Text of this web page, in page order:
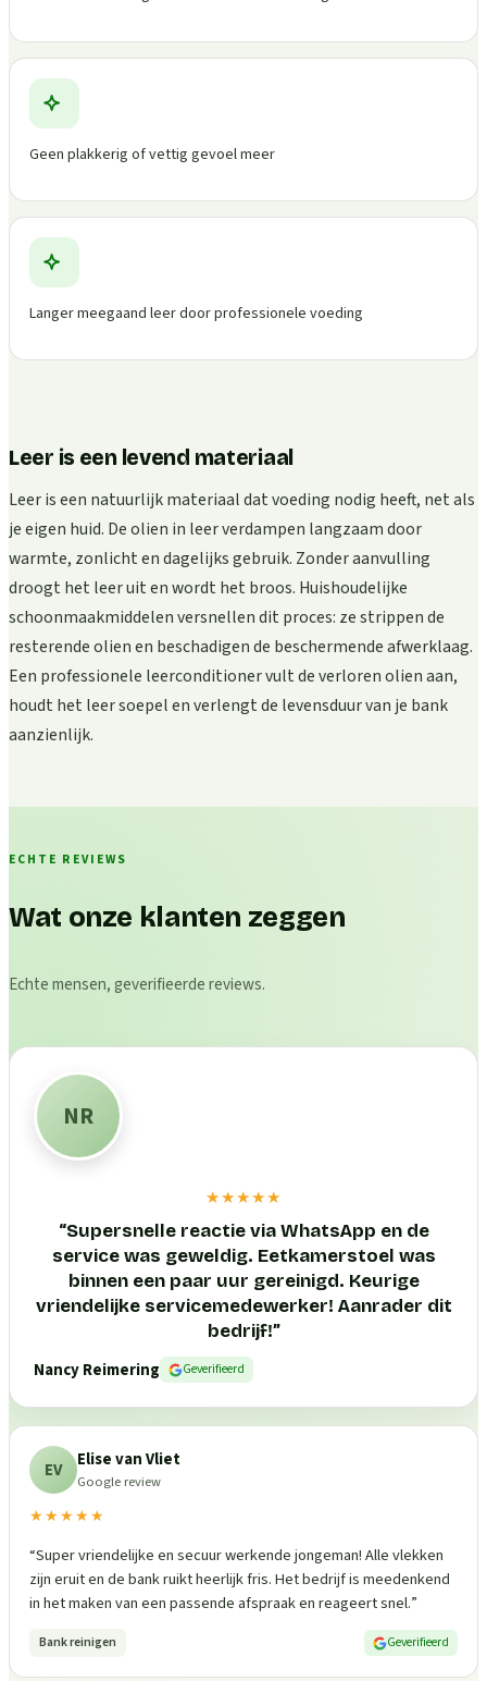
Geen plakkerig of vettig gevoel meer
Langer meegaand leer door professionele voeding
Leer is een levend materiaal
Leer is een natuurlijk materiaal dat voeding nodig heeft, net als
je eigen huid. De olien in leer verdampen langzaam door
warmte, zonlicht en dagelijks gebruik. Zonder aanvulling
droogt het leer uit en wordt het broos. Huishoudelijke
schoonmaakmiddelen versnellen dit proces: ze strippen de
resterende olien en beschadigen de beschermende afwerklaag.
Een professionele leerconditioner vult de verloren olien aan,
houdt het leer soepel en verlengt de levensduur van je bank
aanzienlijk.
ECHTE REVIEWS
Wat onze klanten zeggen
Echte mensen, geverifieerde reviews.
NR
★★★★★
“Supersnelle reactie via WhatsApp en de
service was geweldig. Eetkamerstoel was
binnen een paar uur gereinigd. Keurige
vriendelijke servicemedewerker! Aanrader dit
bedrijf!”
Nancy Reimering
Geverifieerd
EV Elise van Vliet
Google review
★★★★★
“Super vriendelijke en secuur werkende jongeman! Alle vlekken
zijn eruit en de bank ruikt heerlijk fris. Het bedrijf is meedenkend
in het maken van een passende afspraak en reageert snel.”
Bank reinigen Geverifieerd